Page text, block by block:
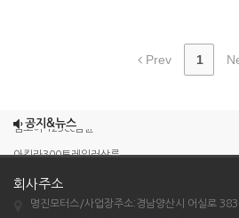
Prev 1
공지&뉴스
엠보이 125cc삼륜
아킬라300트레일러삼륜
아킬라300 삼륜
시티밴승용배달용
회사주소
명진모터스/사업장주소:경남양산시 어실로